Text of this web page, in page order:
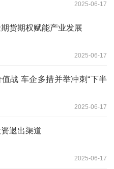
2025-06-17
货期权赋能产业发展
2025-06-17
战 车企多措并举冲刺“下半
2025-06-17
退出渠道
2025-06-17